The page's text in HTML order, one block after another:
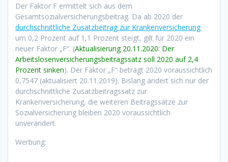
Der Faktor F ermittelt sich aus dem
Gesamtsozialversicherungsbeitrag. Da ab 2020 der
durchschnittliche Zusatzbeitrag zur Krankenversicherung
um 0,2 Prozent auf 1,1 Prozent steigt, gilt für 2020 ein
neuer Faktor „F“. (Aktualisierung 20.11.2020: Der
Arbeitslosenversicherungsbeitragssatz soll 2020 auf 2,4
Prozent sinken). Der Faktor „F“ beträgt 2020 voraussichtlich
0,7547 (aktualisiert 20.11.2019). Bislang ändert sich nur der
durchschnittliche Zusatzbeitragssatz zur
Krankenversicherung, die weiteren Beitragssätze zur
Sozialversicherung bleiben 2020 voraussichtlich
unverändert.
Werbung: